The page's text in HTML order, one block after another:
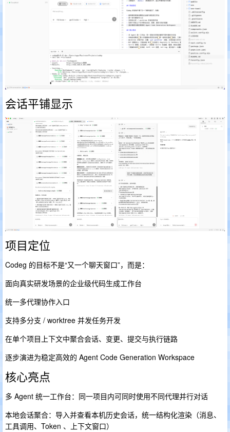
会话平铺显示
项目定位
Codeg 的目标不是“又一个聊天窗口”，而是：
面向真实研发场景的企业级代码生成工作台
统一多代理协作入口
支持多分支 / worktree 并发任务开发
在单个项目上下文中聚合会话、变更、提交与执行链路
逐步演进为稳定高效的 Agent Code Generation Workspace
核心亮点
多 Agent 统一工作台：同一项目内可同时使用不同代理并行对话
本地会话聚合：导入并查看本机历史会话，统一结构化渲染（消息、
工具调用、Token 、上下文窗口）